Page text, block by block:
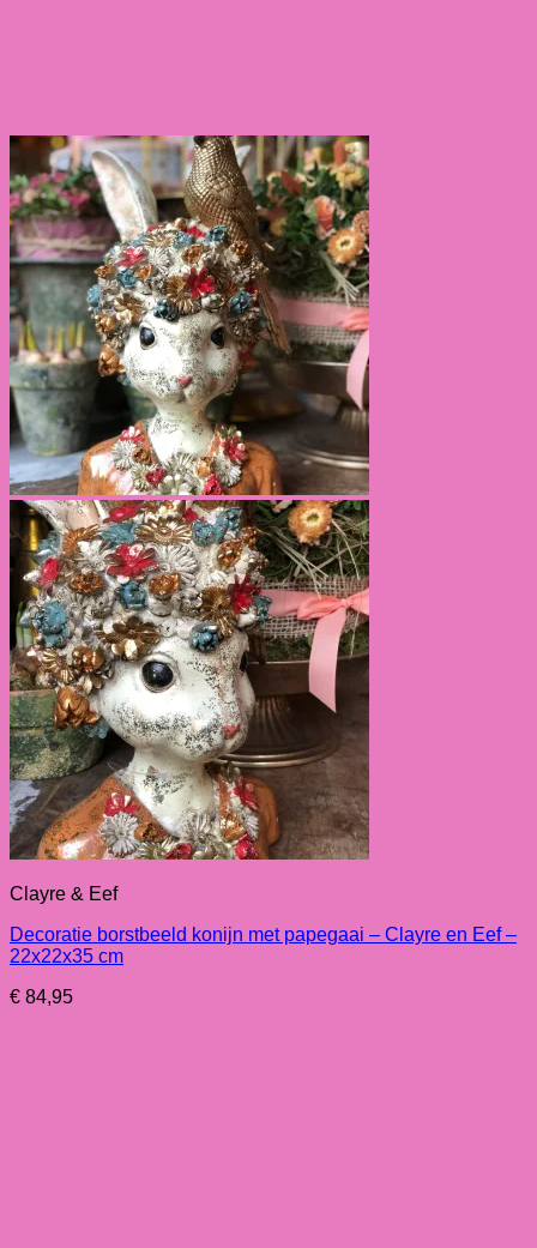
Clayre & Eef
Decoratie borstbeeld konijn met papegaai – Clayre en Eef –
22x22x35 cm
€ 84,95